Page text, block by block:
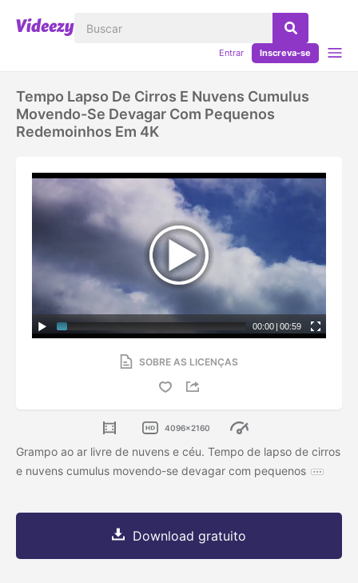
Entrar Inscreva-se
Tempo Lapso De Cirros E Nuvens Cumulus
Movendo-Se Devagar Com Pequenos
Redemoinhos Em 4K
00:00 | 00:59
SOBRE AS LICENÇAS
4096x2160
Grampo ao ar livre de nuvens e céu. Tempo de lapso de cirros
e nuvens cumulus movendo-se devagar com pequenos
Download gratuito